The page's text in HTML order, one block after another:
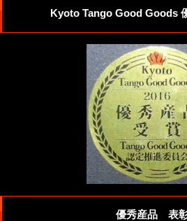
Kyoto Tango Good Goods
優秀産品 表